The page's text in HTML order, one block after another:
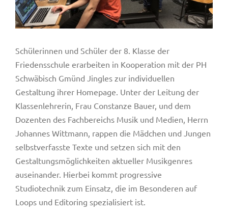
Schülerinnen und Schüler der 8. Klasse der
Friedensschule erarbeiten in Kooperation mit der PH
Schwäbisch Gmünd Jingles zur individuellen
Gestaltung ihrer Homepage. Unter der Leitung der
Klassenlehrerin, Frau Constanze Bauer, und dem
Dozenten des Fachbereichs Musik und Medien, Herrn
Johannes Wittmann, rappen die Mädchen und Jungen
selbstverfasste Texte und setzen sich mit den
Gestaltungsmöglichkeiten aktueller Musikgenres
auseinander. Hierbei kommt progressive
Studiotechnik zum Einsatz, die im Besonderen auf
Loops und Editoring spezialisiert ist.